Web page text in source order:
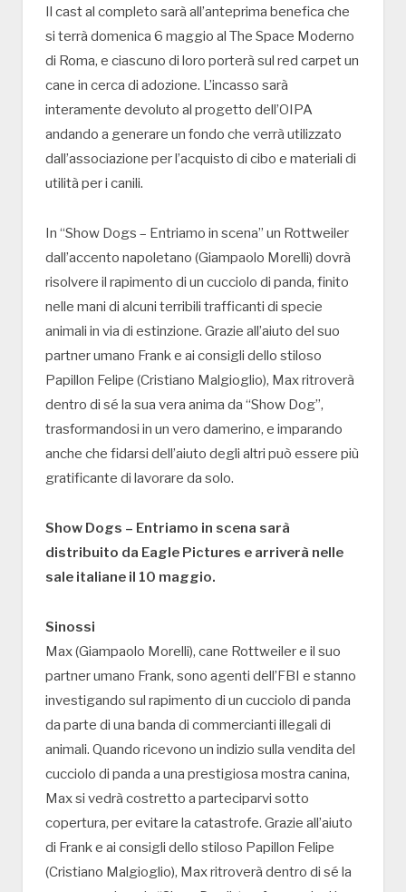
Il cast al completo sarà all’anteprima benefica che
si terrà domenica 6 maggio al The Space Moderno
di Roma, e ciascuno di loro porterà sul red carpet un
cane in cerca di adozione. L’incasso sarà
interamente devoluto al progetto dell’OIPA
andando a generare un fondo che verrà utilizzato
dall’associazione per l’acquisto di cibo e materiali di
utilità per i canili.
In “Show Dogs – Entriamo in scena” un Rottweiler
dall’accento napoletano (Giampaolo Morelli) dovrà
risolvere il rapimento di un cucciolo di panda, finito
nelle mani di alcuni terribili trafficanti di specie
animali in via di estinzione. Grazie all’aiuto del suo
partner umano Frank e ai consigli dello stiloso
Papillon Felipe (Cristiano Malgioglio), Max ritroverà
dentro di sé la sua vera anima da “Show Dog”,
trasformandosi in un vero damerino, e imparando
anche che fidarsi dell’aiuto degli altri può essere più
gratificante di lavorare da solo.
Show Dogs – Entriamo in scena sarà
distribuito da Eagle Pictures e arriverà nelle
sale italiane il 10 maggio.
Sinossi
Max (Giampaolo Morelli), cane Rottweiler e il suo
partner umano Frank, sono agenti dell’FBI e stanno
investigando sul rapimento di un cucciolo di panda
da parte di una banda di commercianti illegali di
animali. Quando ricevono un indizio sulla vendita del
cucciolo di panda a una prestigiosa mostra canina,
Max si vedrà costretto a parteciparvi sotto
copertura, per evitare la catastrofe. Grazie all’aiuto
di Frank e ai consigli dello stiloso Papillon Felipe
(Cristiano Malgioglio), Max ritroverà dentro di sé la